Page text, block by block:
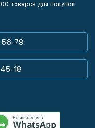
товаров для покупок
79
18